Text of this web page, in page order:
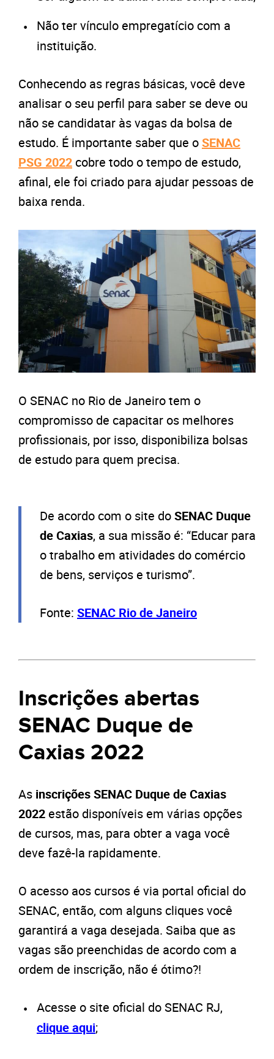
Não ter vínculo empregatício com a
instituição.
Conhecendo as regras básicas, você deve
analisar o seu perfil para saber se deve ou
não se candidatar às vagas da bolsa de
estudo. É importante saber que oSENAC
PSG 2022 cobre todo o tempo de estudo,
afinal, ele foi criado para ajudar pessoas de
baixa renda.
O SENAC no Rio de Janeiro tem o
compromisso de capacitar os melhores
profissionais, por isso, disponibiliza bolsas
de estudo para quem precisa.
De acordo com o site doSENAC Duque
de Caxias, a sua missão é: “Educar para
o trabalho em atividades do comércio
de bens, serviços e turismo”.
Fonte: SENAC Rio de Janeiro
Inscrições abertas
SENAC Duque de
Caxias 2022
As inscrições SENAC Duque de Caxias
2022 estão disponíveis em várias opções
de cursos, mas, para obter a vaga você
deve fazê-la rapidamente.
O acesso aos cursos é via portal oficial do
SENAC, então, com alguns cliques você
garantirá a vaga desejada. Saiba que as
vagas são preenchidas de acordo com a
ordem de inscrição, não é ótimo?!
Acesse o site oficial do SENAC RJ,
clique aqui;